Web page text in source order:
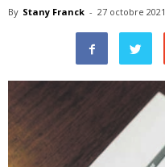
By Stany Franck - 27 octobre 2021